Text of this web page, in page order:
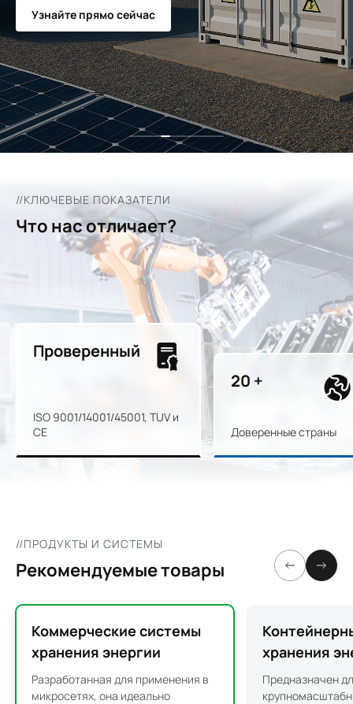
Узнайте прямо сейчас
//КЛЮЧЕВЫЕ ПОКАЗАТЕЛИ
Что нас отличает?
Проверенный
ISO 9001/14001/45001, TUV и
CE
46 +
Доверенные страны
//ПРОДУКТЫ И СИСТЕМЫ
Рекомендуемые товары
Коммерческие системы
хранения энергии
Разработанная для применения в
микросетях, она идеально
хранения
Предназначен